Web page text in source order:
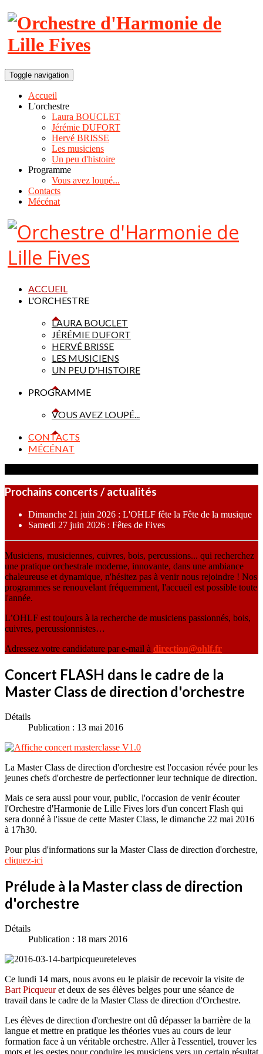
Toggle navigation
Accueil
L'orchestre
Laura BOUCLET
Jérémie DUFORT
Hervé BRISSE
Les musiciens
Un peu d'histoire
Programme
Vous avez loupé...
Contacts
Mécénat
ACCUEIL
L'ORCHESTRE
LAURA BOUCLET
JÉRÉMIE DUFORT
HERVÉ BRISSE
LES MUSICIENS
UN PEU D'HISTOIRE
PROGRAMME
VOUS AVEZ LOUPÉ...
CONTACTS
MÉCÉNAT
Prochains concerts / actualités
Dimanche 21 juin 2026 : L'OHLF fête la Fête de la musique
Samedi 27 juin 2026 : Fêtes de Fives
Musiciens, musiciennes, cuivres, bois, percussions... qui recherchez
une pratique orchestrale moderne, innovante, dans une ambiance
chaleureuse et dynamique, n'hésitez pas à venir nous rejoindre ! Nos
programmes se renouvelant fréquemment, l'accueil est possible toute
l'année.
L’OHLF est toujours à la recherche de musiciens passionnés, bois,
cuivres, percussionnistes…
Adressez votre candidature par e-mail à direction@ohlf.fr
Concert FLASH dans le cadre de la
Master Class de direction d'orchestre
Détails
Publication : 13 mai 2016
La Master Class de direction d'orchestre est l'occasion révée pour les
jeunes chefs d'orchestre de perfectionner leur technique de direction.
Mais ce sera aussi pour vour, public, l'occasion de venir écouter
l'Orchestre d'Harmonie de Lille Fives lors d'un concert Flash qui
sera donné à l'issue de cette Master Class, le dimanche 22 mai 2016
à 17h30.
Pour plus d'informations sur la Master Class de direction d'orchestre,
cliquez-ici
Prélude à la Master class de direction
d'orchestre
Détails
Publication : 18 mars 2016
Ce lundi 14 mars, nous avons eu le plaisir de recevoir la visite de
Bart Picqueuret deux de ses élèves belges pour une séance de
travail dans le cadre de la Master Class de direction d'Orchestre.
Les élèves de direction d'orchestre ont dû dépasser la barrière de la
langue et mettre en pratique les théories vues au cours de leur
formation face à un véritable orchestre. Aller à l'essentiel, trouver les
mots et les gestes pour conduire les musiciens vers un certain résultat